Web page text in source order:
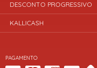
PAGAMENTO
DESCONTO PROGRESSIVO
KALLICASH